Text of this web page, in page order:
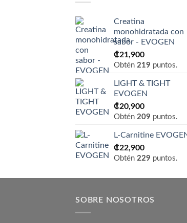
Creatina
monohidratada con
sabor - EVOGEN
₡21,900
Obtén 219 puntos.
LIGHT & TIGHT
EVOGEN
₡20,900
Obtén 209 puntos.
L-Carnitine
₡22,900
Obtén 229 puntos.
SOBRE NOSOTROS